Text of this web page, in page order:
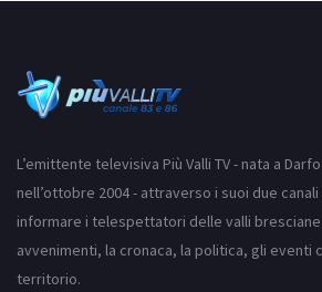
L’emittente televisiva Più Valli TV - nata a
nell’ottobre 2004 - attraverso i suoi due
informare i telespettatori delle valli
avvenimenti, la cronaca, la politica, gli eventi
territorio.